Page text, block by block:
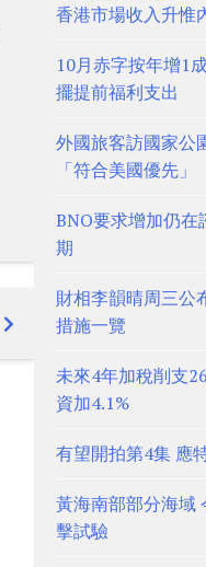
香港市場收入升惟
10月赤字按年增1
擺提前福利支出
外國旅客訪國家公
「符合美國優先」
BNO要求增加仍在
期
財相李韻晴周三公
措施一覽
未來4年加稅削支
資加4.1%
有望開拍第4集 應
黃海南部部分海域
擊試驗